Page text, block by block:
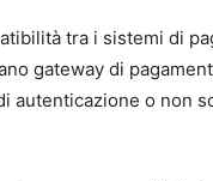
tra i sistemi di
gateway di
autenticazione o non